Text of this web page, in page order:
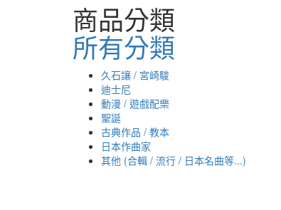
商品分類
所有分類
久石讓 / 宮崎駿
迪士尼
動漫 / 遊戲配樂
聖誕
古典作品 / 教本
日本作曲家
其他 (合輯 / 流行 / 日本名曲等...)